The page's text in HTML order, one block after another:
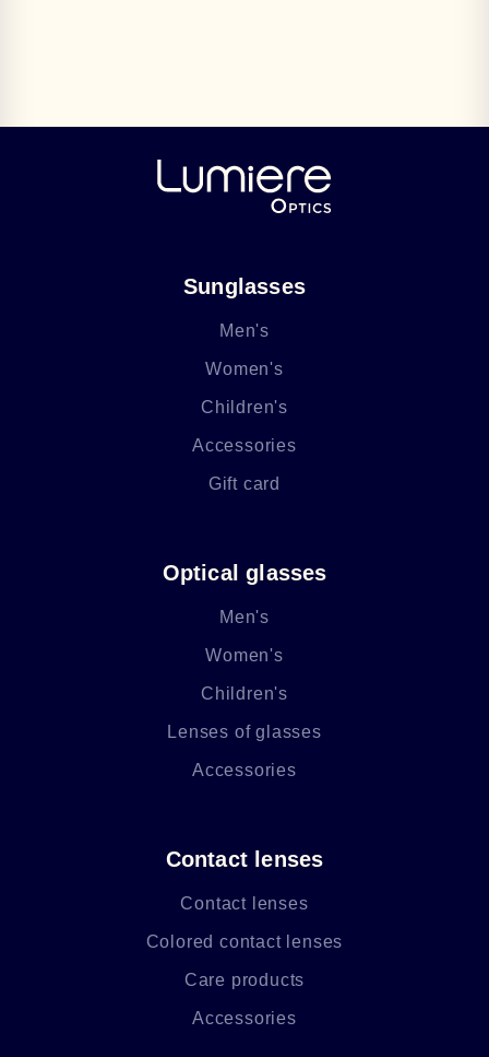
Sunglasses
Men's
Women's
Children's
Accessories
Gift card
Optical glasses
Men's
Women's
Children's
Lenses of glasses
Accessories
Contact lenses
Contact lenses
Colored contact lenses
Care products
Accessories